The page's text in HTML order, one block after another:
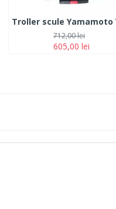
605,00 lei
712,00 lei